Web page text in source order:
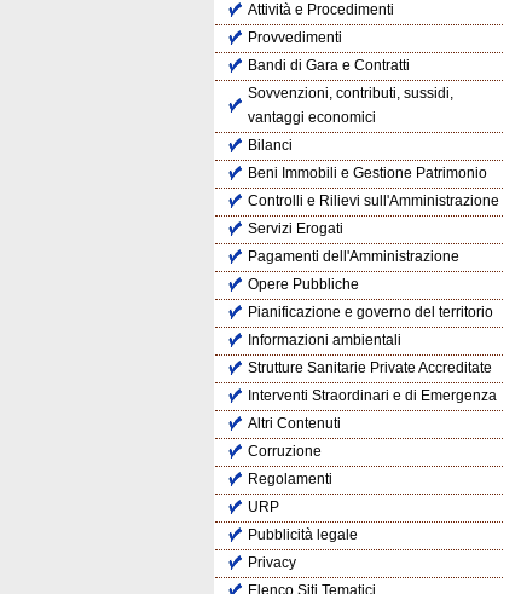
Attività e Procedimenti
Provvedimenti
Bandi di Gara e Contratti
Sovvenzioni, contributi, sussidi,
vantaggi economici
Bilanci
Beni Immobili e Gestione Patrimonio
Controlli e Rilievi sull'Amministrazione
Servizi Erogati
Pagamenti dell'Amministrazione
Opere Pubbliche
Pianificazione e governo del territorio
Informazioni ambientali
Strutture Sanitarie Private Accreditate
Interventi Straordinari e di Emergenza
Altri Contenuti
Corruzione
Regolamenti
URP
Pubblicità legale
Privacy
Elenco Siti Tematici